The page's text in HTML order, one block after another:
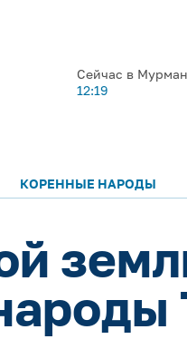
Сейчас в
12:19
КОРЕННЫЕ НАРОДЫ